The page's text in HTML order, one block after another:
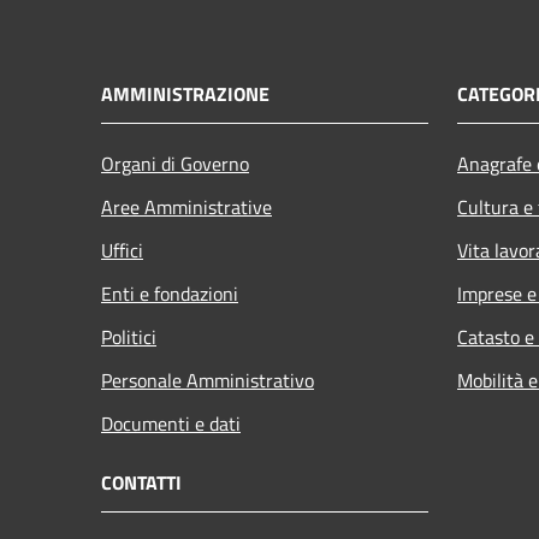
AMMINISTRAZIONE
Organi di Governo
Aree Amministrative
Uffici
Enti e fondazioni
Politici
Personale Amministrativo
Documenti e dati
Cultura
Vita
Imprese
Catasto
Mobilità
CONTATTI